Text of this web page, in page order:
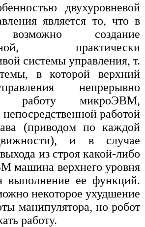
двухуровневой
является то, что в
создание
практически
системы управления, т.
в которой верхний
непрерывно
работу микроЭВМ,
работой
(приводом по каждой
и в случае
из строя какой-либо
машина верхнего уровня
выполнение ее функций.
некоторое ухудшение
манипулятора, но робот
работу.